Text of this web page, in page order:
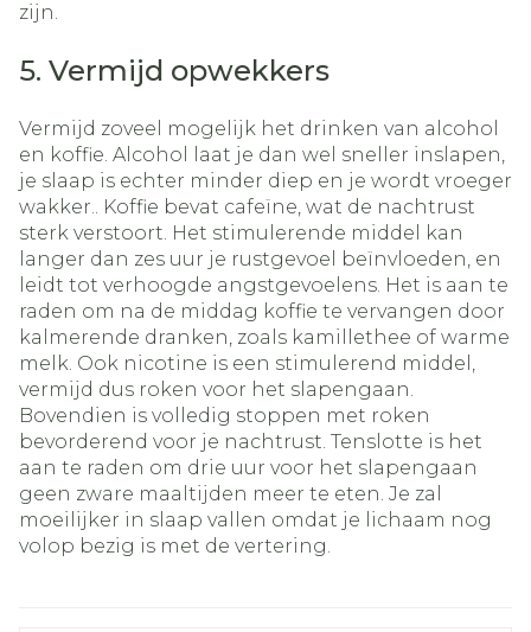
zijn.
5. Vermijd opwekkers
Vermijd zoveel mogelijk het drinken van alcohol
en koffie. Alcohol laat je dan wel sneller inslapen,
je slaap is echter minder diep en je wordt vroeger
wakker.. Koffie bevat cafeïne, wat de nachtrust
sterk verstoort. Het stimulerende middel kan
langer dan zes uur je rustgevoel beïnvloeden, en
leidt tot verhoogde angstgevoelens. Het is aan te
raden om na de middag koffie te vervangen door
kalmerende dranken, zoals kamillethee of warme
melk. Ook nicotine is een stimulerend middel,
vermijd dus roken voor het slapengaan.
Bovendien is volledig stoppen met roken
bevorderend voor je nachtrust. Tenslotte is het
aan te raden om drie uur voor het slapengaan
geen zware maaltijden meer te eten. Je zal
moeilijker in slaap vallen omdat je lichaam nog
volop bezig is met de vertering.